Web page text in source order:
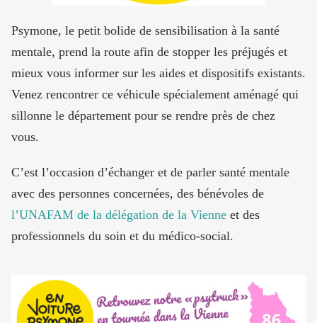
Psymone, le petit bolide de sensibilisation à la santé
mentale, prend la route afin de stopper les préjugés et
mieux vous informer sur les aides et dispositifs existants.
Venez rencontrer ce véhicule spécialement aménagé qui
sillonne le département pour se rendre près de chez
vous.
C’est l’occasion d’échanger et de parler santé mentale
avec des personnes concernées, des bénévoles de
l’UNAFAM de la délégation de la Vienneet des
professionnels du soin et du médico-social.